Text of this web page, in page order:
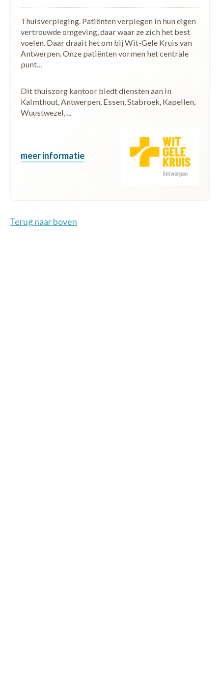
Thuisverpleging. Patiënten verplegen in hun eigen
vertrouwde omgeving, daar waar ze zich het best
voelen. Daar draait het om bij Wit-Gele Kruis van
Antwerpen. Onze patiënten vormen het centrale
punt…
Dit thuiszorg kantoor biedt diensten aan in
Kalmthout, Antwerpen, Essen, Stabroek, Kapellen,
Wuustwezel, ...
meer informatie
Terug naar boven